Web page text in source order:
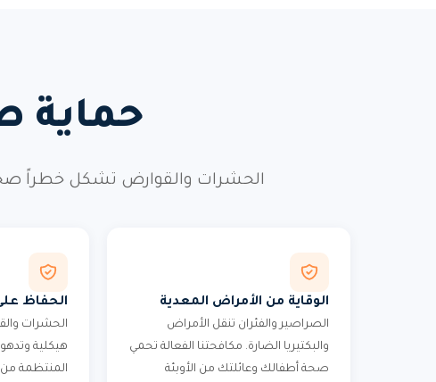
حماية
الحشرات والقوارض تشكل خطراً
الوقاية من الأمراض المعدية
الصراصير والفئران تنقل الأمراض
والبكتيريا الضارة. مكافحتنا الفعالة تحمي
صحة أطفالك وعائلتك من الأوبئة
الحفاظ
الحشرات
هيكلية
المنتظمة